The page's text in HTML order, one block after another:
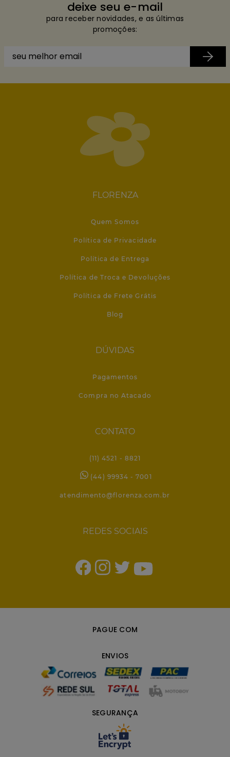
deixe seu e-mail
para receber novidades, e as últimas
promoções:
FLORENZA
Quem Somos
Política de Privacidade
Política de Entrega
Política de Troca e Devoluções
Política de Frete Grátis
Blog
DÚVIDAS
Pagamentos
Compra no Atacado
CONTATO
(11) 4521 - 8821
(44) 99934 - 7001
atendimento@florenza.com.br
REDES SOCIAIS
PAGUE COM
ENVIOS
SEGURANÇA